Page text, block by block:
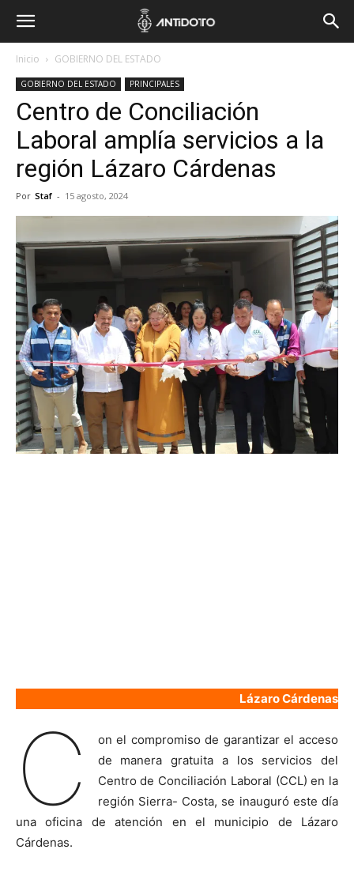
Inicio GOBIERNO DEL ESTADO
GOBIERNO DEL ESTADO PRINCIPALES
Centro de Conciliación
Laboral amplía servicios a la
región Lázaro Cárdenas
Por Staf - 15 agosto, 2024
Lázaro Cárdenas
C
on el compromiso de garantizar el acceso
de manera gratuita a los servicios del
Centro de Conciliación Laboral (CCL) en la
región Sierra- Costa, se inauguró este día
una oficina de atención en el municipio de Lázaro
Cárdenas.